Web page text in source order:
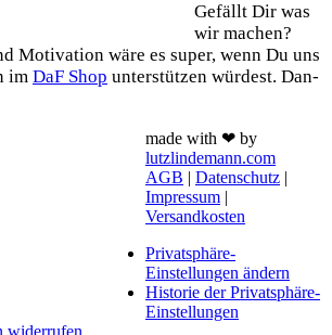
Gefällt Dir was
wir machen?
Moti­va­ti­on wäre es super, wenn Du uns
im DaF Shop unter­stüt­zen wür­dest. Dan­
made with ❤ by
lutzlindemann.com
AGB | Datenschutz |
Impressum |
Versandkosten
Privatsphäre-
Einstellungen ändern
Historie der Privatsphäre-
Einstellungen